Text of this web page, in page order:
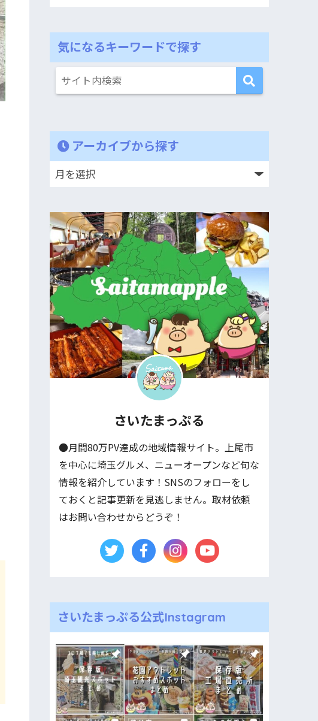
気になるキーワードで探す
アーカイブから探す
さいたまっぷる
●月間80万PV達成の地域情報サイト。上尾市
を中心に埼玉グルメ、ニューオープンなど旬な
情報を紹介しています！SNSのフォローをし
ておくと記事更新を見逃しません。取材依頼
はお問い合わせからどうぞ！
さいたまっぷる公式Instagram